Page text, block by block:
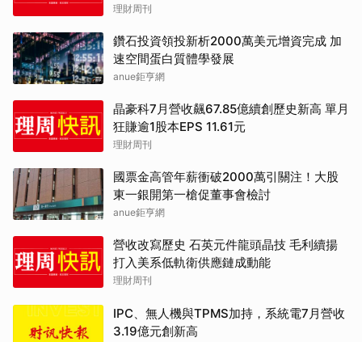
理財周刊
鑽石投資領投新析2000萬美元增資完成 加
速空間蛋白質體學發展
anue鉅亨網
晶豪科7月營收飆67.85億續創歷史新高 單月
狂賺逾1股本EPS 11.61元
理財周刊
國票金高管年薪衝破2000萬引關注！大股
東一銀開第一槍促董事會檢討
anue鉅亨網
營收改寫歷史 石英元件龍頭晶技 毛利續揚
打入美系低軌衛供應鏈成動能
理財周刊
IPC、無人機與TPMS加持，系統電7月營收
3.19億元創新高